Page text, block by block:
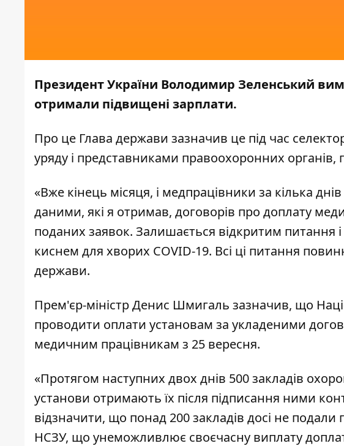
Президент України Володимир Зеленський
отримали підвищені зарплати.
Про це Глава держави зазначив це під час
уряду і представниками правоохоронних органів,
«Вже кінець місяця, і медпрацівники за кілька
даними, які я отримав, договорів про доплату
поданих заявок. Залишається відкритим питання
киснем для хворих COVID-19. Всі ці питання
держави.
Прем'єр-міністр Денис Шмигаль зазначив, що
проводити оплати установам за укладеними
медичним працівникам з 25 вересня.
«Протягом наступних двох днів 500 закладів
установи отримають їх після підписання ними
відзначити, що понад 200 закладів досі не
НСЗУ, що унеможливлює своєчасну виплату